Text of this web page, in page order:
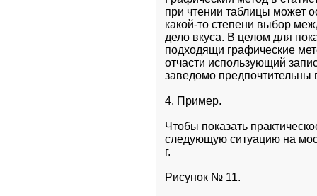
при чтении таблицы может
какой-то степени выбор
дело вкуса. В целом для
подходящи графические
отчасти использующий
заведомо
4. Пример.
Чтобы показать
следующую ситуацию на
г.
Рисунок № 11.